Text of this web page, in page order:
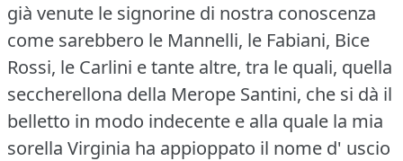
già venute le signorine di nostra conoscenza
come sarebbero le Mannelli, le Fabiani, Bice
Rossi, le Carlini e tante altre, tra le quali, quella
seccherellona della Merope Santini, che si dà il
belletto in modo indecente e alla quale la mia
sorella Virginia ha appioppato il nome d' uscio